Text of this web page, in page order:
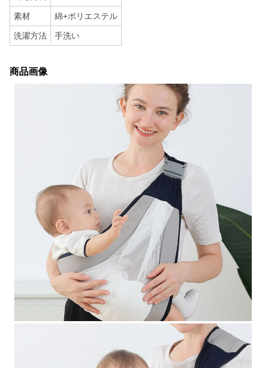
素材 綿+ポリエステル
洗濯方法 手洗い
商品画像